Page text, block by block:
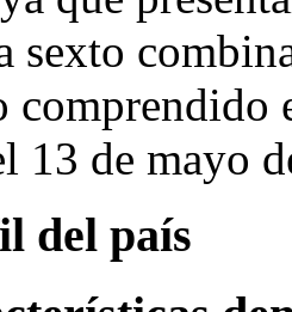
sexto
comprendido
13 de mayo
del país